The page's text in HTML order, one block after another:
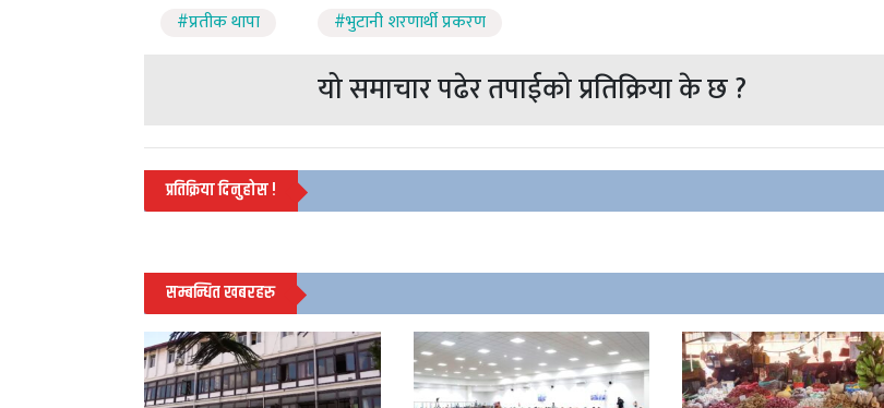
#प्रतीक थापा #भुटानी शरणार्थी प्रकरण
यो समाचार पढेर तपाईको प्रतिक्रिया के छ ?
प्रतिक्रिया दिनुहोस !
सम्बन्धित खबरहरु